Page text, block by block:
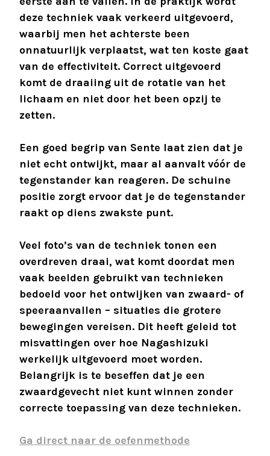
deze techniek vaak verkeerd uitgevoerd,
waarbij men het achterste been
onnatuurlijk verplaatst, wat ten koste gaat
van de effectiviteit. Correct uitgevoerd
komt de draaiing uit de rotatie van het
lichaam en niet door het been opzij te
zetten.
Een goed begrip van Sente laat zien dat je
niet echt ontwijkt, maar al aanvalt vóór de
tegenstander kan reageren. De schuine
positie zorgt ervoor dat je de tegenstander
raakt op diens zwakste punt.
Veel foto’s van de techniek tonen een
overdreven draai, wat komt doordat men
vaak beelden gebruikt van technieken
bedoeld voor het ontwijken van zwaard- of
speeraanvallen – situaties die grotere
bewegingen vereisen. Dit heeft geleid tot
misvattingen over hoe Nagashizuki
werkelijk uitgevoerd moet worden.
Belangrijk is te beseffen dat je een
zwaardgevecht niet kunt winnen zonder
correcte toepassing van deze technieken.
Ga direct naar de oefenmethode